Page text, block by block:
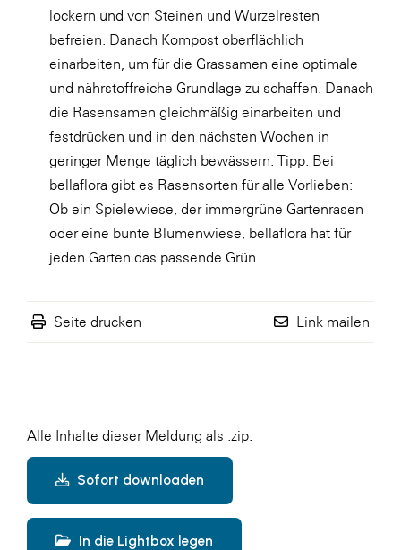
lockern und von Steinen und Wurzelresten
befreien. Danach Kompost oberflächlich
einarbeiten, um für die Grassamen eine optimale
und nährstoffreiche Grundlage zu schaffen. Danach
die Rasensamen gleichmäßig einarbeiten und
festdrücken und in den nächsten Wochen in
geringer Menge täglich bewässern. Tipp: Bei
bellaflora gibt es Rasensorten für alle Vorlieben:
Ob ein Spielewiese, der immergrüne Gartenrasen
oder eine bunte Blumenwiese, bellaflora hat für
jeden Garten das passende Grün.
Seite drucken Link mailen
Alle Inhalte dieser Meldung als .zip:
Sofort downloaden
In die Lightbox legen